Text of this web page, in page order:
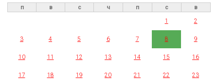
п в с ч п с
в
1
2
3 4 5 6 7 8 9
10 11 12 13 14 15 16
17 18 19 20 21 22 23